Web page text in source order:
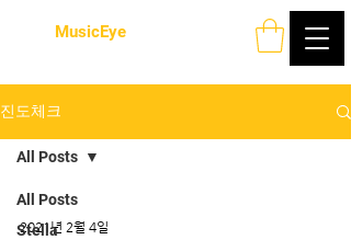
MusicEye
진도체크
All Posts
Stella
All Posts
2021년 2월 4일